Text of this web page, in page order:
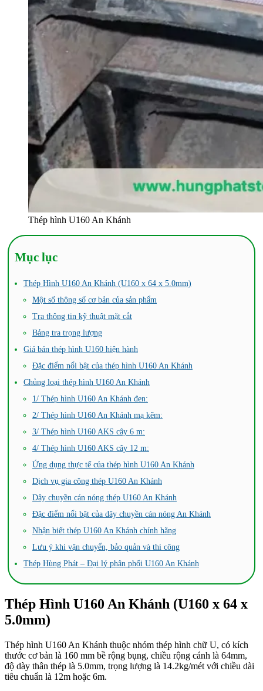
Thép hình U160 An Khánh
Mục lục
Thép Hình U160 An Khánh (U160 x 64 x 5.0mm)
Một số thông số cơ bản của sản phẩm
Tra thông tin kỹ thuật mặt cắt
Bảng tra trọng lượng
Giá bán thép hình U160 hiện hành
Đặc điểm nổi bật của thép hình U160 An Khánh
Chủng loại thép hình U160 An Khánh
1/ Thép hình U160 An Khánh đen:
2/ Thép hình U160 An Khánh mạ kẽm:
3/ Thép hình U160 AKS cây 6 m:
4/ Thép hình U160 AKS cây 12 m:
Ứng dụng thực tế của thép hình U160 An Khánh
Dịch vụ gia công thép U160 An Khánh
Dây chuyền cán nóng thép U160 An Khánh
Đặc điểm nổi bật của dây chuyền cán nóng An Khánh
Nhận biết thép U160 An Khánh chính hãng
Lưu ý khi vận chuyển, bảo quản và thi công
Thép Hùng Phát – Đại lý phân phối U160 An Khánh
Thép Hình U160 An Khánh (U160 x 64 x
5.0mm)
Thép hình U160 An Khánh thuộc nhóm thép hình chữ U, có kích
thước cơ bản là 160 mm bề rộng bụng, chiều rộng cánh là 64mm,
độ dày thân thép là 5.0mm, trọng lượng là 14.2kg/mét với chiều dài
tiêu chuẩn là 12m hoặc 6m.